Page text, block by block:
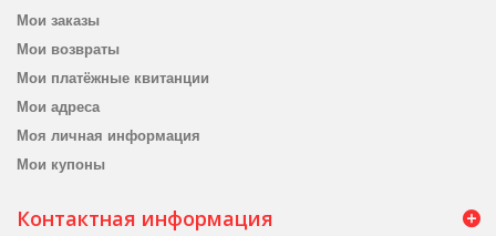
Мои заказы
Мои возвраты
Мои платёжные квитанции
Мои адреса
Моя личная информация
Мои купоны
Контактная информация